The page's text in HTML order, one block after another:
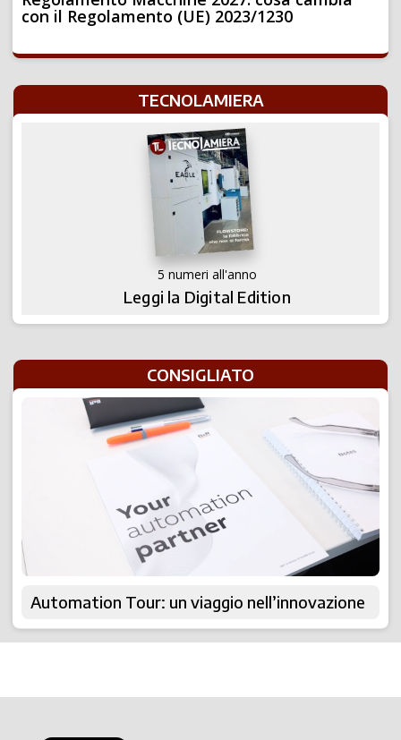
con il Regolamento (UE) 2023/1230
TECNOLAMIERA
5 numeri all'anno
Leggi la Digital Edition
CONSIGLIATO
Automation Tour: un viaggio nell’innovazione